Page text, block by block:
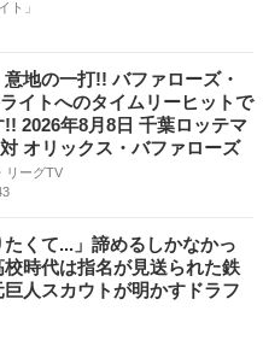
ト」
意地の一打!! バファローズ・
イトへのタイムリーヒットで
!! 2026年8月8日 千葉ロッテマ
オリックス・バファローズ
リーグTV
たくて...」諦めるしかなかっ
時代は指名が見送られた鉄
人スカウトが明かすドラフ